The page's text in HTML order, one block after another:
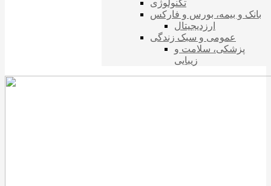
تکنولوژی
بانک و بیمه، بورس و فارکس
ارزدیجیتال
عمومی و سبک زندگی
پزشکی، سلامت و
زیبایی